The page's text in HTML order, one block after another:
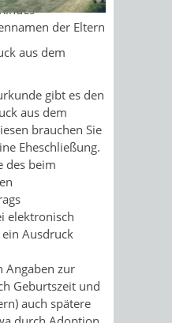
der Eltern
aus dem
gibt es den
aus dem
brauchen Sie
Eheschließung.
des beim
elektronisch
Ausdruck
Angaben zur
Geburtszeit und
auch spätere